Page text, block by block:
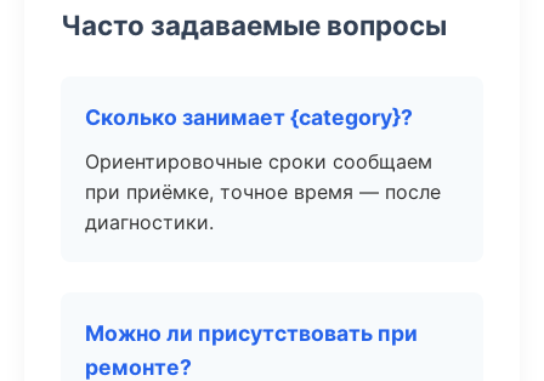
Часто задаваемые вопросы
Сколько занимает {category}?
Ориентировочные сроки сообщаем
при приёмке, точное время — после
диагностики.
Можно ли присутствовать при
ремонте?